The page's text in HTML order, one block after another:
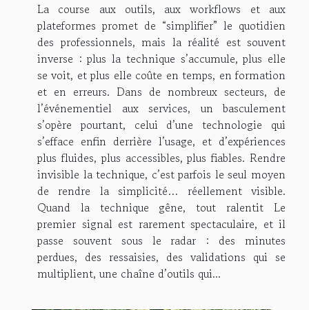
La course aux outils, aux workflows et aux
plateformes promet de “simplifier” le quotidien
des professionnels, mais la réalité est souvent
inverse : plus la technique s’accumule, plus elle
se voit, et plus elle coûte en temps, en formation
et en erreurs. Dans de nombreux secteurs, de
l’événementiel aux services, un basculement
s’opère pourtant, celui d’une technologie qui
s’efface enfin derrière l’usage, et d’expériences
plus fluides, plus accessibles, plus fiables. Rendre
invisible la technique, c’est parfois le seul moyen
de rendre la simplicité… réellement visible.
Quand la technique gêne, tout ralentit Le
premier signal est rarement spectaculaire, et il
passe souvent sous le radar : des minutes
perdues, des ressaisies, des validations qui se
multiplient, une chaîne d’outils qui...